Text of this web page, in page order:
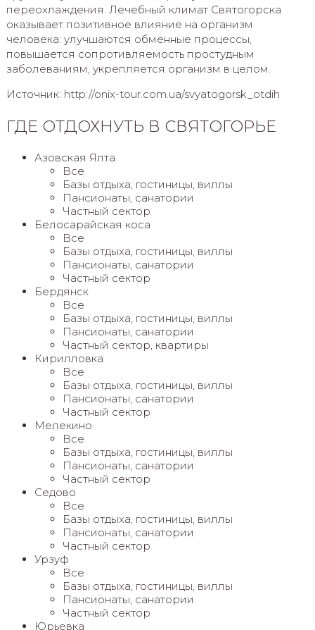
переохлаждения. Лечебный климат Святогорска
оказывает позитивное влияние на организм
человека: улучшаются обменные процессы,
повышается сопротивляемость простудным
заболеваниям, укрепляется организм в целом.
Источник: http://onix-tour.com.ua/svyatogorsk_otdih
ГДЕ ОТДОХНУТЬ В СВЯТОГОРЬЕ
Азовская Ялта
Все
Базы отдыха, гостиницы, виллы
Пансионаты, санатории
Частный сектор
Белосарайская коса
Все
Базы отдыха, гостиницы, виллы
Пансионаты, санатории
Частный сектор
Бердянск
Все
Базы отдыха, гостиницы, виллы
Пансионаты, санатории
Частный сектор, квартиры
Кирилловка
Все
Базы отдыха, гостиницы, виллы
Пансионаты, санатории
Частный сектор
Мелекино
Все
Базы отдыха, гостиницы, виллы
Пансионаты, санатории
Частный сектор
Седово
Все
Базы отдыха, гостиницы, виллы
Пансионаты, санатории
Частный сектор
Урзуф
Все
Базы отдыха, гостиницы, виллы
Пансионаты, санатории
Частный сектор
Юрьевка